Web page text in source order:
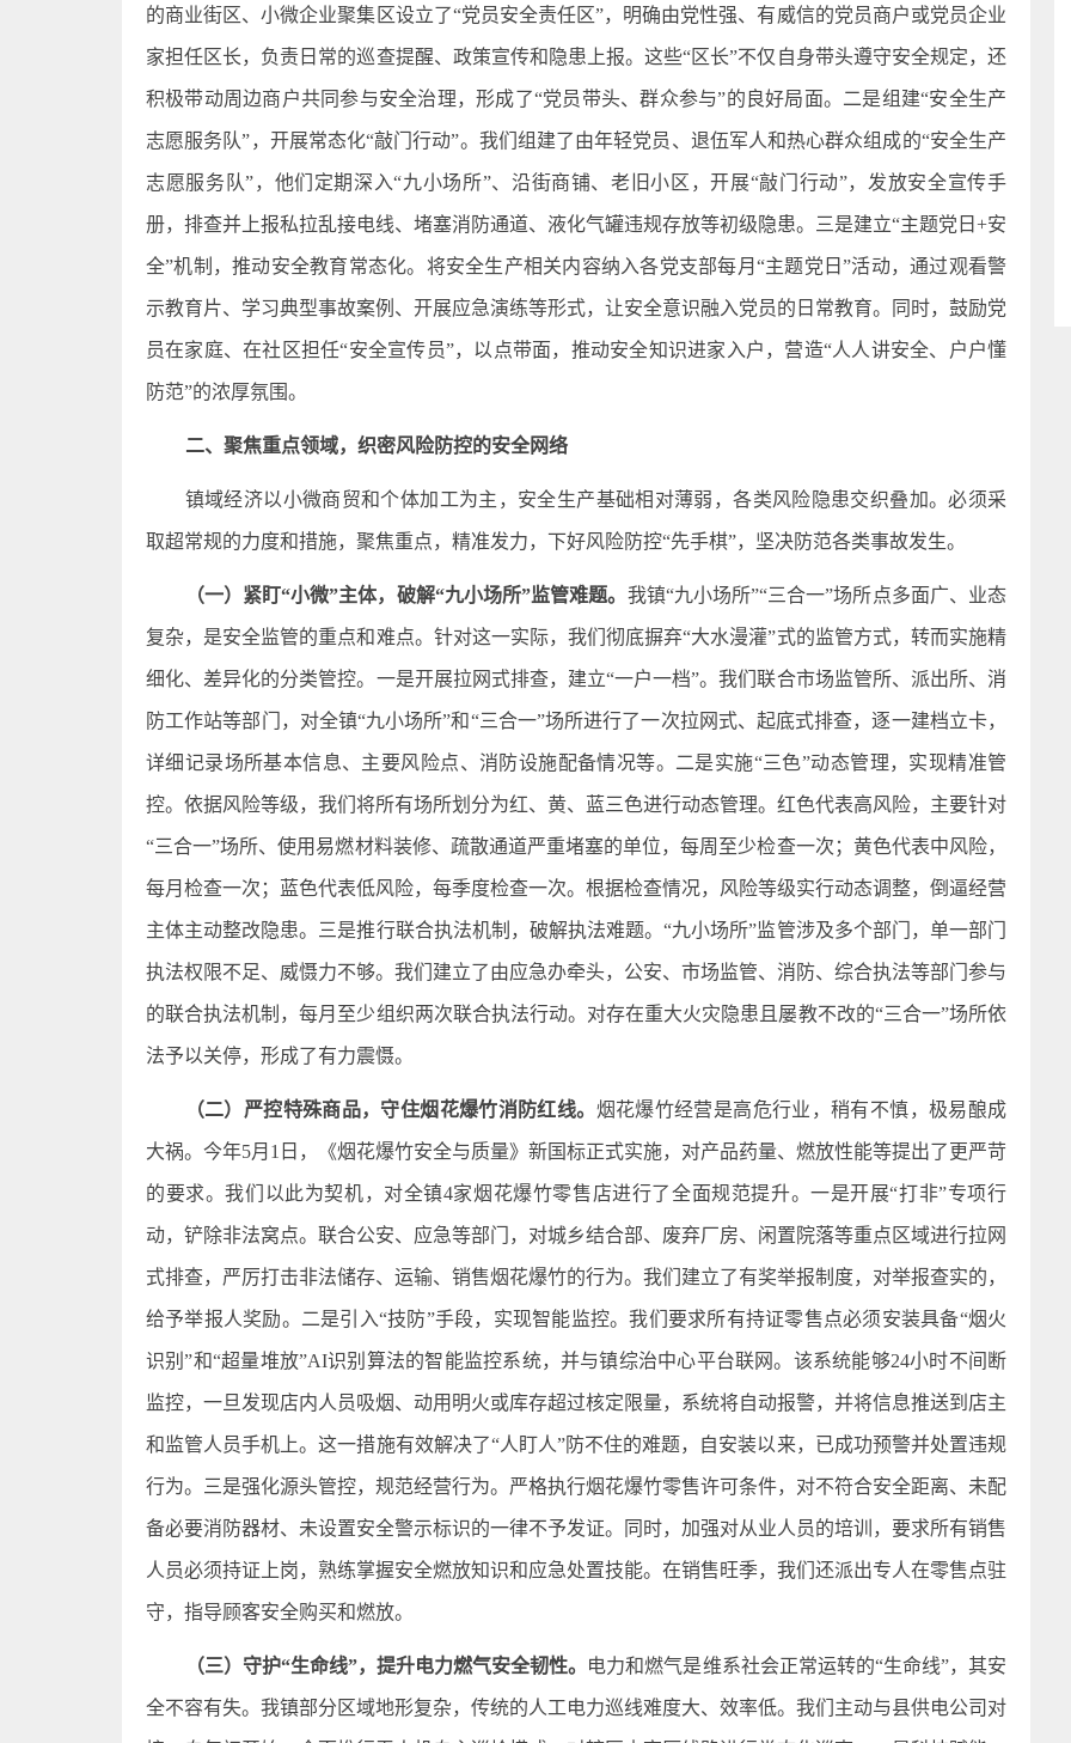
的商业街区、小微企业聚集区设立了“党员安全责任区”，明确由党性强、有威信的党员商户或党员企业
家担任区长，负责日常的巡查提醒、政策宣传和隐患上报。这些“区长”不仅自身带头遵守安全规定，还
积极带动周边商户共同参与安全治理，形成了“党员带头、群众参与”的良好局面。二是组建“安全生产
志愿服务队”，开展常态化“敲门行动”。我们组建了由年轻党员、退伍军人和热心群众组成的“安全生产
志愿服务队”，他们定期深入“九小场所”、沿街商铺、老旧小区，开展“敲门行动”，发放安全宣传手
册，排查并上报私拉乱接电线、堵塞消防通道、液化气罐违规存放等初级隐患。三是建立“主题党日+安
全”机制，推动安全教育常态化。将安全生产相关内容纳入各党支部每月“主题党日”活动，通过观看警
示教育片、学习典型事故案例、开展应急演练等形式，让安全意识融入党员的日常教育。同时，鼓励党
员在家庭、在社区担任“安全宣传员”，以点带面，推动安全知识进家入户，营造“人人讲安全、户户懂
防范”的浓厚氛围。
二、聚焦重点领域，织密风险防控的安全网络
镇域经济以小微商贸和个体加工为主，安全生产基础相对薄弱，各类风险隐患交织叠加。必须采
取超常规的力度和措施，聚焦重点，精准发力，下好风险防控“先手棋”，坚决防范各类事故发生。
（一）紧盯“小微”主体，破解“九小场所”监管难题。 我镇“九小场所”“三合一”场所点多面广、业态
复杂，是安全监管的重点和难点。针对这一实际，我们彻底摒弃“大水漫灌”式的监管方式，转而实施精
细化、差异化的分类管控。一是开展拉网式排查，建立“一户一档”。我们联合市场监管所、派出所、消
防工作站等部门，对全镇“九小场所”和“三合一”场所进行了一次拉网式、起底式排查，逐一建档立卡，
详细记录场所基本信息、主要风险点、消防设施配备情况等。二是实施“三色”动态管理，实现精准管
控。依据风险等级，我们将所有场所划分为红、黄、蓝三色进行动态管理。红色代表高风险，主要针对
“三合一”场所、使用易燃材料装修、疏散通道严重堵塞的单位，每周至少检查一次；黄色代表中风险，
每月检查一次；蓝色代表低风险，每季度检查一次。根据检查情况，风险等级实行动态调整，倒逼经营
主体主动整改隐患。三是推行联合执法机制，破解执法难题。“九小场所”监管涉及多个部门，单一部门
执法权限不足、威慑力不够。我们建立了由应急办牵头，公安、市场监管、消防、综合执法等部门参与
的联合执法机制，每月至少组织两次联合执法行动。对存在重大火灾隐患且屡教不改的“三合一”场所依
法予以关停，形成了有力震慑。
（二）严控特殊商品，守住烟花爆竹消防红线。 烟花爆竹经营是高危行业，稍有不慎，极易酿成
大祸。今年5月1日，《烟花爆竹安全与质量》新国标正式实施，对产品药量、燃放性能等提出了更严苛
的要求。我们以此为契机，对全镇4家烟花爆竹零售店进行了全面规范提升。一是开展“打非”专项行
动，铲除非法窝点。联合公安、应急等部门，对城乡结合部、废弃厂房、闲置院落等重点区域进行拉网
式排查，严厉打击非法储存、运输、销售烟花爆竹的行为。我们建立了有奖举报制度，对举报查实的，
给予举报人奖励。二是引入“技防”手段，实现智能监控。我们要求所有持证零售点必须安装具备“烟火
识别”和“超量堆放”AI识别算法的智能监控系统，并与镇综治中心平台联网。该系统能够24小时不间断
监控，一旦发现店内人员吸烟、动用明火或库存超过核定限量，系统将自动报警，并将信息推送到店主
和监管人员手机上。这一措施有效解决了“人盯人”防不住的难题，自安装以来，已成功预警并处置违规
行为。三是强化源头管控，规范经营行为。严格执行烟花爆竹零售许可条件，对不符合安全距离、未配
备必要消防器材、未设置安全警示标识的一律不予发证。同时，加强对从业人员的培训，要求所有销售
人员必须持证上岗，熟练掌握安全燃放知识和应急处置技能。在销售旺季，我们还派出专人在零售点驻
守，指导顾客安全购买和燃放。
（三）守护“生命线”，提升电力燃气安全韧性。 电力和燃气是维系社会正常运转的“生命线”，其安
全不容有失。我镇部分区域地形复杂，传统的人工电力巡线难度大、效率低。我们主动与县供电公司对